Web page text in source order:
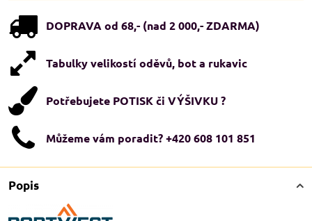
DOPRAVA od 68,- (nad 2 000,- ZDARMA)
Tabulky velikostí oděvů, bot a rukavic
Potřebujete POTISK či VÝŠIVKU ?
Můžeme vám poradit? +420 608 101 851
Popis